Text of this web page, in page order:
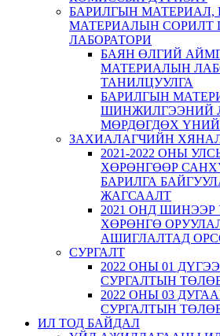
БАРИЛГЫН МАТЕРИАЛ,
МАТЕРИАЛЫН
ЛАБОРАТОРИ
БАЯН ӨЛГИЙ
МАТЕРИАЛЫН
ТАНИЛЦУУЛГА
БАРИЛГЫН
ШИНЖИЛГЭЭНИЙ
МӨРДӨГДӨХ
ЗАХИАЛАГЧИЙН
2021-2022 ОНЫ
ХӨРӨНГӨӨР
БАРИЛГА
ЖАГСААЛТ
2021 ОНД
ХӨРӨНГӨ
АШИГЛАЛТАД
СУРГАЛТ
2022 ОНЫ 01
СУРГАЛТЫН
2022 ОНЫ 03
СУРГАЛТЫН
ИЛ ТОД БАЙДАЛ